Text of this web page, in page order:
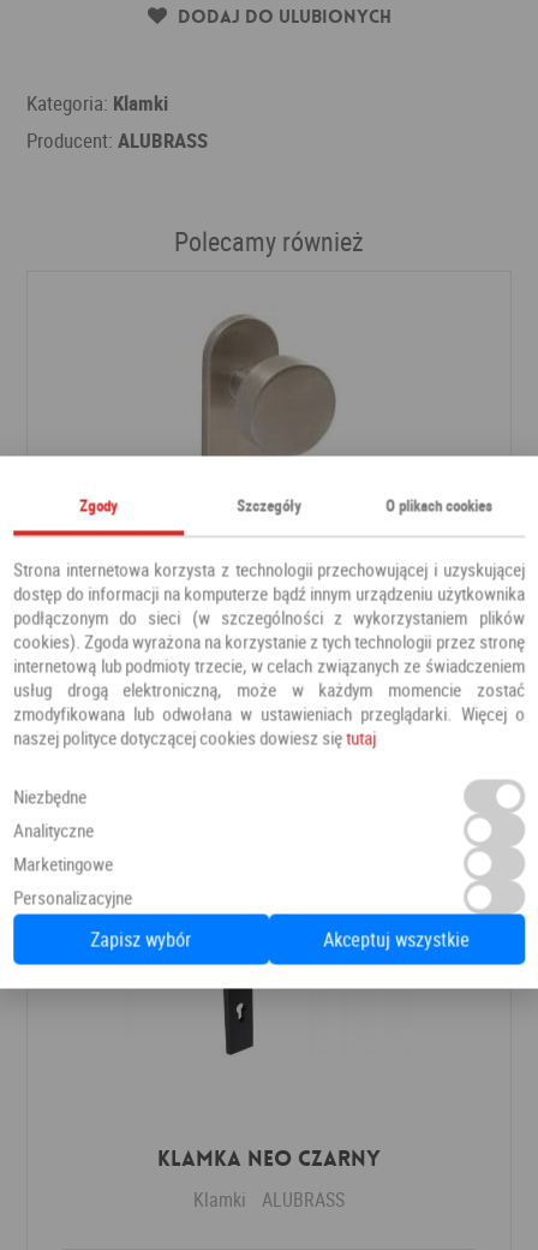
Dodaj do ulubionych
Kategoria: Klamki
Producent:ALUBRASS
Polecamy również
Klamka GAŁKO GAŁKA stal nierdzewna okrągła
Klamki ALUBRASS
Klamka NEO czarny
Klamki ALUBRASS
Zgody Szczegóły O plikach cookies
Strona internetowa korzysta z technologii przechowującej i uzyskującej
dostęp do informacji na komputerze bądź innym urządzeniu użytkownika
podłączonym do sieci (w szczególności z wykorzystaniem plików
cookies). Zgoda wyrażona na korzystanie z tych technologii przez stronę
internetową lub podmioty trzecie, w celach związanych ze świadczeniem
usług drogą elektroniczną, może w każdym momencie zostać
zmodyfikowana lub odwołana w ustawieniach przeglądarki. Więcej o
naszej polityce dotyczącej cookies dowiesz siętutaj
Niezbędne
Analityczne
Marketingowe
Personalizacyjne
Zapisz wybór Akceptuj wszystkie